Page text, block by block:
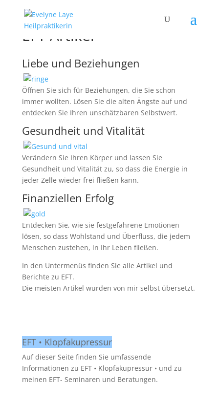
EFT Artikel
Liebe und Beziehungen
Öffnen Sie sich für Beziehungen, die Sie schon
immer wollten. Lösen Sie die alten Ängste auf und
entdecken Sie Ihren unschätzbaren Selbstwert.
Gesundheit und Vitalität
Verändern Sie Ihren Körper und lassen Sie
Gesundheit und Vitalität zu, so dass die Energie in
jeder Zelle wieder frei fließen kann.
Finanziellen Erfolg
Entdecken Sie, wie sie festgefahrene Emotionen
lösen, so dass Wohlstand und Überfluss, die jedem
Menschen zustehen, in Ihr Leben fließen.
In den Untermenüs finden Sie alle Artikel und
Berichte zu EFT.
Die meisten Artikel wurden von mir selbst übersetzt.
EFT • Klopfakupressur
Auf dieser Seite finden Sie umfassende
Informationen zu EFT • Klopfakupressur • und zu
meinen EFT- Seminaren und Beratungen.